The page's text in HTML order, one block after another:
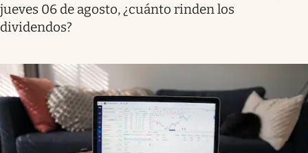
jueves 06 de agosto, ¿cuánto rinden los
dividendos?